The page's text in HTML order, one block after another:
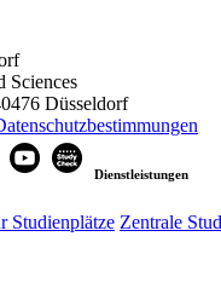
Sciences
Düsseldorf
Dienstleistungen
Studienplätze Zentrale